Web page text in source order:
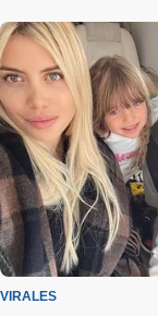
VIRALES